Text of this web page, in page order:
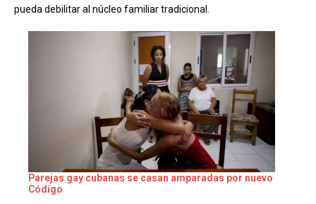
pueda debilitar al núcleo familiar tradicional.
Parejas gay cubanas se casan amparadas por nuevo
Código